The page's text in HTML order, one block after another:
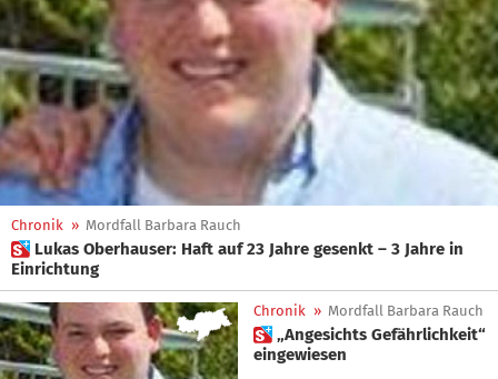
Chronik » Mordfall Barbara Rauch
 Lukas Oberhauser: Haft auf 23 Jahre gesenkt – 3 Jahre in
Einrichtung
Chronik » Mordfall Barbara Rauch
 „Angesichts Gefährlichkeit“
eingewiesen